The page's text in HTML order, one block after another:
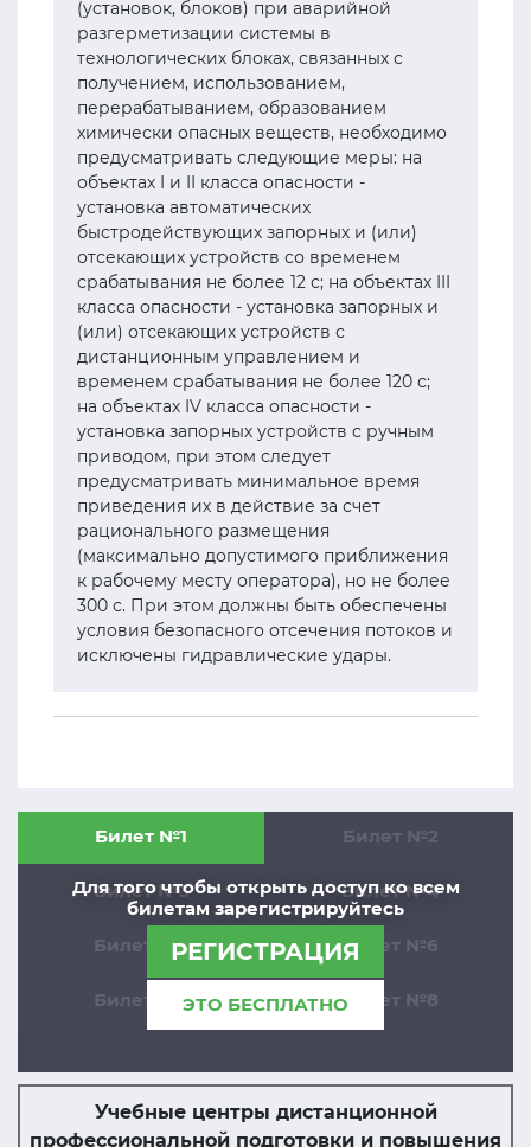
(установок, блоков) при аварийной
разгерметизации системы в
технологических блоках, связанных с
получением, использованием,
перерабатыванием, образованием
химически опасных веществ, необходимо
предусматривать следующие меры: на
объектах I и II класса опасности -
установка автоматических
быстродействующих запорных и (или)
отсекающих устройств со временем
срабатывания не более 12 с; на объектах III
класса опасности - установка запорных и
(или) отсекающих устройств с
дистанционным управлением и
временем срабатывания не более 120 с;
на объектах IV класса опасности -
установка запорных устройств с ручным
приводом, при этом следует
предусматривать минимальное время
приведения их в действие за счет
рационального размещения
(максимально допустимого приближения
к рабочему месту оператора), но не более
300 с. При этом должны быть обеспечены
условия безопасного отсечения потоков и
исключены гидравлические удары.
Для того чтобы открыть доступ ко всем
билетам зарегистрируйтесь
РЕГИСТРАЦИЯ
ЭТО БЕСПЛАТНО
Билет №1 Билет №2
Билет №3 Билет №4
Билет №5 Билет №6
Билет №7 Билет №8
Учебные центры дистанционной
профессиональной подготовки и повышения